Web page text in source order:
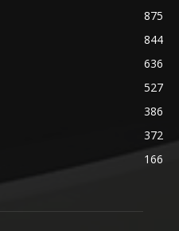
875
844
636
527
386
372
166